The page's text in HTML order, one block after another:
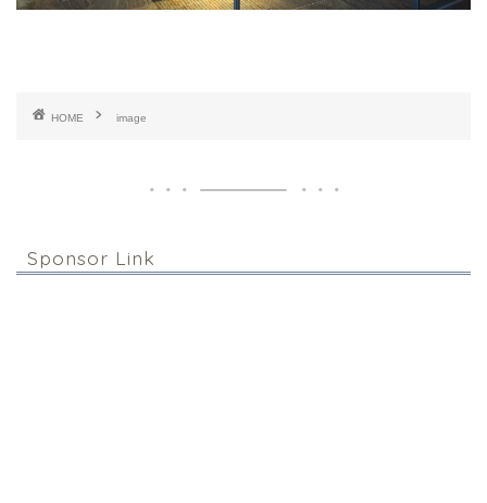
HOME image
Sponsor Link